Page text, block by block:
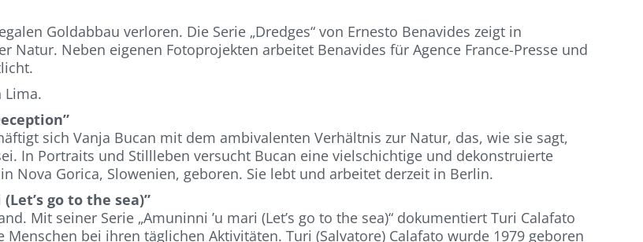
Goldabbau verloren. Die Serie „Dredges“ von Ernesto Benavides zeigt in
Natur. Neben eigenen Fotoprojekten arbeitet Benavides für Agence France-Presse und
Lima.
sich Vanja Bucan mit dem ambivalenten Verhältnis zur Natur, das, wie sie sagt,
In Portraits und Stillleben versucht Bucan eine vielschichtige und dekonstruierte
Nova Gorica, Slowenien, geboren. Sie lebt und arbeitet derzeit in Berlin.
go to the sea)”
Mit seiner Serie „Amuninni ’u mari (Let’s go to the sea)“ dokumentiert Turi Calafato
bei ihren täglichen Aktivitäten. Turi (Salvatore) Calafato wurde 1979 geboren